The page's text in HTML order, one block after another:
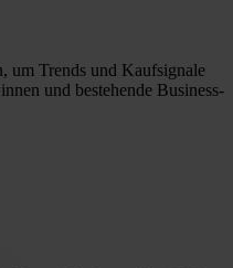
um Trends und Kaufsignale
und bestehende Business-